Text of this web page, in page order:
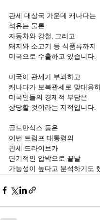
관세 대상국 가운데 캐나다는
석유는 물론
자동차와 강철, 그리고
돼지와 소고기 등 식품류까지
미국으로 수출하고 있습니다.
미국이 관세가 부과하고
캐나다가 보복관세로 맞대응
미국인들의 경제적 부담은
상당할 것이라는 지적입니다.
골드만삭스 등은
이번 트럼프 대통령의
관세 드라이브가
단기적인 압박으로 끝날
가능성이 높다고 분석하기도